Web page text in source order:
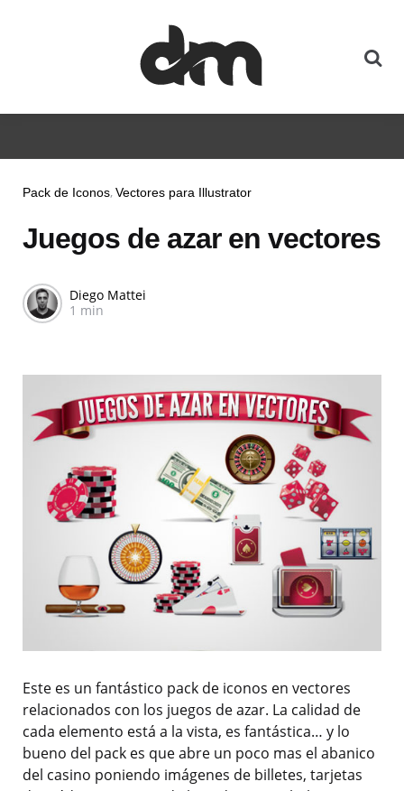
Pack de Iconos Vectores para Illustrator
Juegos de azar en vectores
Diego Mattei
1 min
Este es un fantástico pack de iconos en vectores
relacionados con los juegos de azar. La calidad de
cada elemento está a la vista, es fantástica… y lo
bueno del pack es que abre un poco mas el abanico
del casino poniendo imágenes de billetes, tarjetas